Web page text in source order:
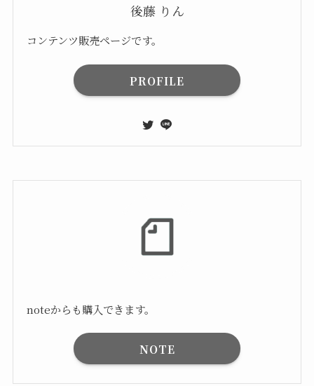
後藤 りん
コンテンツ販売ページです。
PROFILE
noteからも購入できます。
NOTE